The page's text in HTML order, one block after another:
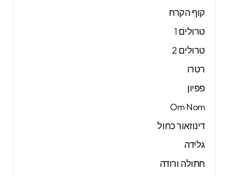
קוף הקרח
טרולים 1
טרולים 2
רטרו
פפיון
Om Nom
דינוזאור כחול
גלידה
חתולה ורודה